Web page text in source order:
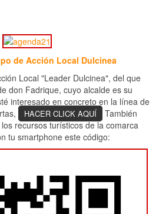
de Acción Local Dulcinea
Local "Leader Dulcinea", del que
don Fadrique, cuyo alcalde es su
interesado en concreto en la línea de
HACER CLICK AQUÍ
También
recursos turísticos de la comarca
tu smartphone este código: